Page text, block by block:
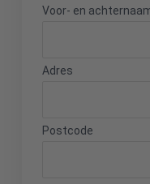
Voor- en
Adres
Postcode